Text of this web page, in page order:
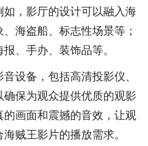
，影厅的设计可以融入海
海盗船、标志性场景等；
、手办、装饰品等。
音设备，包括高清投影仪、
保为观众提供优质的观影
画面和震撼的音效，让观
贼王影片的播放需求。